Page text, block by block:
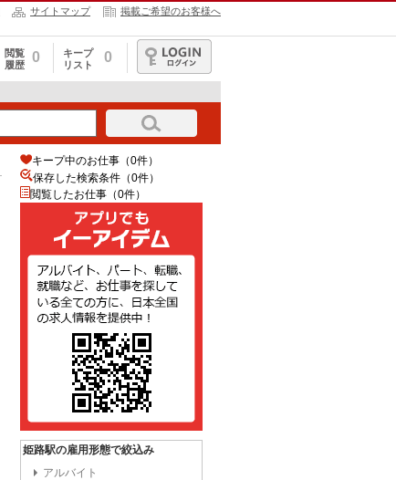
サイトマップ 掲載ご希望のお客様へ
閲覧
履歴
0
キープ
リスト
0
ログイン
キープ中のお仕事（0件）
保存した検索条件（0件）
閲覧したお仕事（0件）
姫路駅の雇用形態で絞込み
アルバイト